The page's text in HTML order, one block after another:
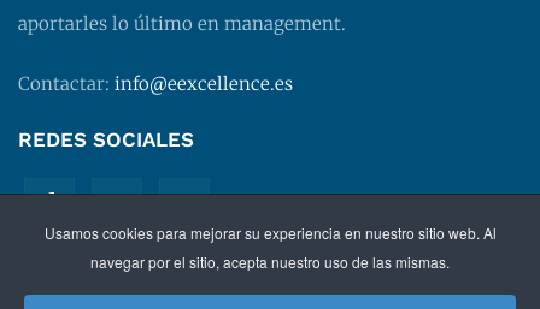
Usamos cookies para mejorar su experiencia en nuestro sitio web. Al
navegar por el sitio, acepta nuestro uso de las mismas.
aportarles lo último en management.
Contactar: info@eexcellence.es
REDES SOCIALES